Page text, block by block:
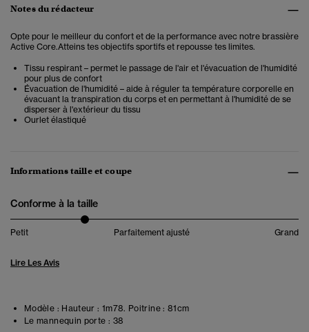
Notes du rédacteur
Opte pour le meilleur du confort et de la performance avec notre brassière
Active Core.Atteins tes objectifs sportifs et repousse tes limites.
Tissu respirant – permet le passage de l'air et l'évacuation de l'humidité
pour plus de confort
Évacuation de l'humidité – aide à réguler ta température corporelle en
évacuant la transpiration du corps et en permettant à l'humidité de se
disperser à l'extérieur du tissu
Ourlet élastiqué
Informations taille et coupe
Conforme à la taille
Petit Parfaitement ajusté Grand
Lire Les Avis
Modèle : Hauteur : 1m78. Poitrine : 81cm
Le mannequin porte : 38